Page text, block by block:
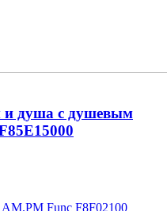
и душа с душевым